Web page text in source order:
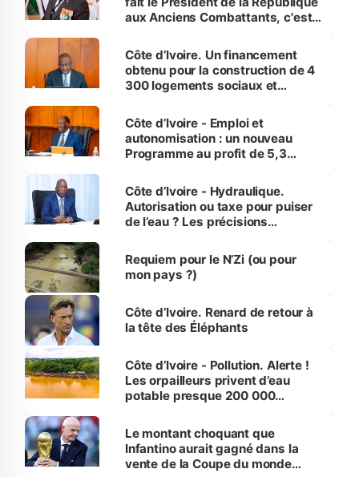
aux Anciens Combattants, c'est
Côte d’Ivoire. Un financement
obtenu pour la construction de 4
300 logements sociaux et
et Yamoussoukro
Côte d’Ivoire - Emploi et
autonomisation : un nouveau
Programme au profit de 5,3
Côte d’Ivoire - Hydraulique.
Autorisation ou taxe pour puiser
de l’eau ? Les précisions
Requiem pour le N’Zi (ou pour
mon pays ?)
Côte d’Ivoire. Renard de retour à
la tête des Éléphants
Côte d’Ivoire - Pollution. Alerte !
Les orpailleurs privent d’eau
potable presque 200 000
Le montant choquant que
Infantino aurait gagné dans la
vente de la Coupe du monde